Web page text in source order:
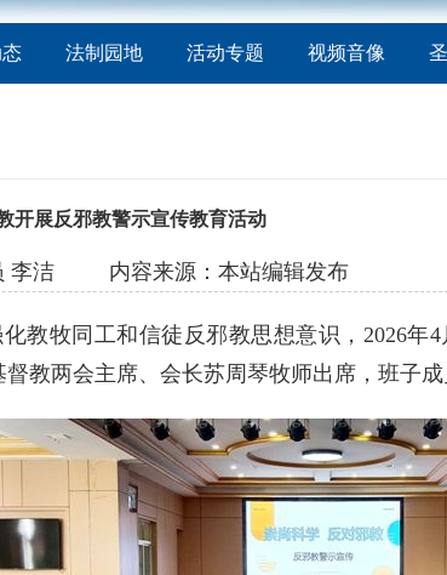
法制园地 活动专题 视频音像
展反邪教警示宣传教育活动
李洁 内容来源：本站编辑发布
牧同工和信徒反邪教思想意识，2026年4
教两会主席、会长苏周琴牧师出席，班子成